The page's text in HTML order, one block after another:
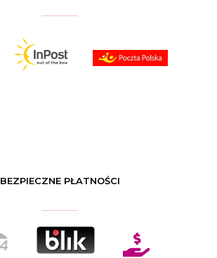
BEZPIECZNE PŁATNOŚCI
